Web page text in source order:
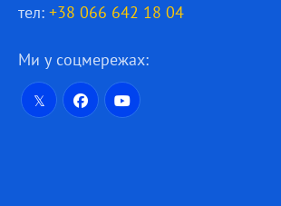
тел: +38 066 642 18 04
Ми у соцмережах: